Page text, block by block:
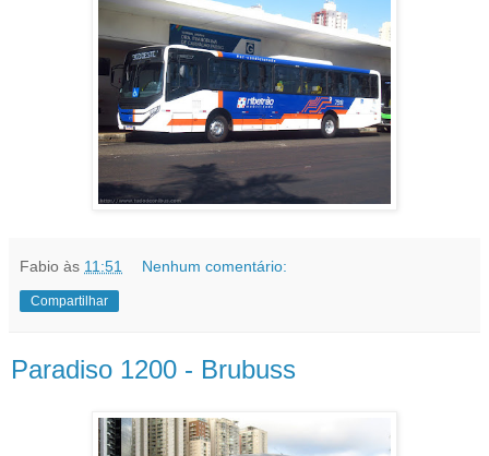
Fabio às 11:51 Nenhum comentário:
Compartilhar
Paradiso 1200 - Brubuss